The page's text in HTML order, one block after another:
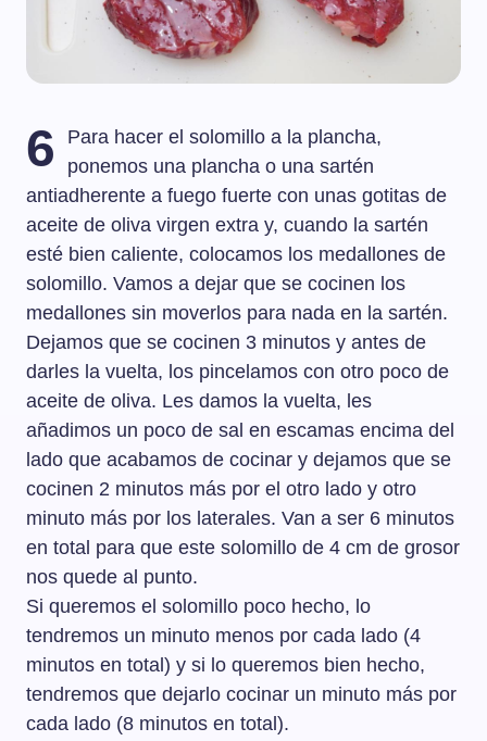
6
Para hacer el solomillo a la plancha,
ponemos una plancha o una sartén
antiadherente a fuego fuerte con unas gotitas de
aceite de oliva virgen extra y, cuando la sartén
esté bien caliente, colocamos los medallones de
solomillo. Vamos a dejar que se cocinen los
medallones sin moverlos para nada en la sartén.
Dejamos que se cocinen 3 minutos y antes de
darles la vuelta, los pincelamos con otro poco de
aceite de oliva. Les damos la vuelta, les
añadimos un poco de sal en escamas encima del
lado que acabamos de cocinar y dejamos que se
cocinen 2 minutos más por el otro lado y otro
minuto más por los laterales. Van a ser 6 minutos
en total para que este solomillo de 4 cm de grosor
nos quede al punto.
Si queremos el solomillo poco hecho, lo
tendremos un minuto menos por cada lado (4
minutos en total) y si lo queremos bien hecho,
tendremos que dejarlo cocinar un minuto más por
cada lado (8 minutos en total).